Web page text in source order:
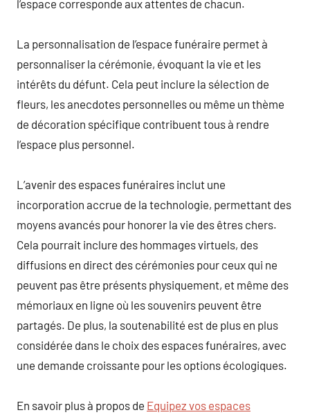
l’espace corresponde aux attentes de chacun.
La personnalisation de l’espace funéraire permet à
personnaliser la cérémonie, évoquant la vie et les
intérêts du défunt. Cela peut inclure la sélection de
fleurs, les anecdotes personnelles ou même un thème
de décoration spécifique contribuent tous à rendre
l’espace plus personnel.
L’avenir des espaces funéraires inclut une
incorporation accrue de la technologie, permettant des
moyens avancés pour honorer la vie des êtres chers.
Cela pourrait inclure des hommages virtuels, des
diffusions en direct des cérémonies pour ceux qui ne
peuvent pas être présents physiquement, et même des
mémoriaux en ligne où les souvenirs peuvent être
partagés. De plus, la soutenabilité est de plus en plus
considérée dans le choix des espaces funéraires, avec
une demande croissante pour les options écologiques.
En savoir plus à propos de Equipez vos espaces